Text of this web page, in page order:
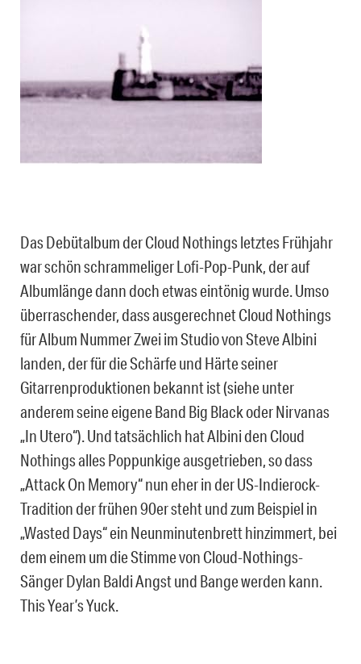
Das Debütalbum der Cloud Nothings letztes Frühjahr
war schön schrammeliger Lofi-Pop-Punk, der auf
Albumlänge dann doch etwas eintönig wurde. Umso
überraschender, dass ausgerechnet Cloud Nothings
für Album Nummer Zwei im Studio von Steve Albini
landen, der für die Schärfe und Härte seiner
Gitarrenproduktionen bekannt ist (siehe unter
anderem seine eigene Band Big Black oder Nirvanas
„In Utero“). Und tatsächlich hat Albini den Cloud
Nothings alles Poppunkige ausgetrieben, so dass
„Attack On Memory“ nun eher in der US-Indierock-
Tradition der frühen 90er steht und zum Beispiel in
„Wasted Days“ ein Neunminutenbrett hinzimmert, bei
dem einem um die Stimme von Cloud-Nothings-
Sänger Dylan Baldi Angst und Bange werden kann.
This Year’s Yuck.